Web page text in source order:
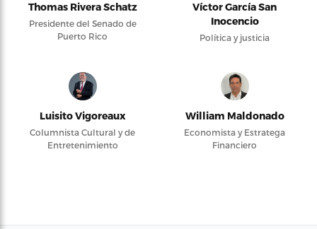
Thomas Rivera Schatz
Presidente del Senado de
Puerto Rico
Víctor García San
Inocencio
Política y justicia
Luisito Vigoreaux
Columnista Cultural y de
Entretenimiento
William Maldonado
Economista y Estratega
Financiero